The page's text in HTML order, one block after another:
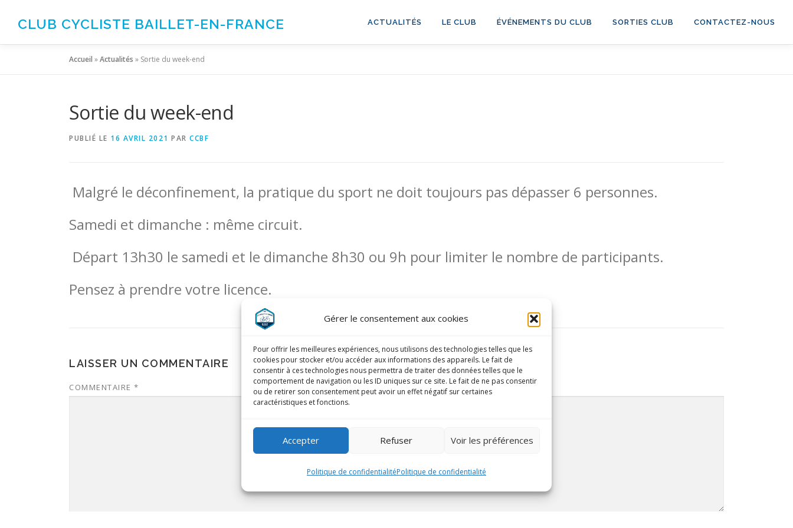
Gérer le consentement aux cookies
Pour offrir les meilleures expériences, nous utilisons des technologies telles que les
cookies pour stocker et/ou accéder aux informations des appareils. Le fait de
consentir à ces technologies nous permettra de traiter des données telles que le
comportement de navigation ou les ID uniques sur ce site. Le fait de ne pas consentir
ou de retirer son consentement peut avoir un effet négatif sur certaines
caractéristiques et fonctions.
Accepter Refuser Voir les préférences
Politique de confidentialitéPolitique de confidentialité
CLUB CYCLISTE BAILLET-EN-FRANCE ACTUALITÉS LE CLUB ÉVÉNEMENTS DU CLUB SORTIES CLUB CONTACTEZ-NOUS
Accueil »Actualités » Sortie du week-end
Sortie du week-end
PUBLIÉ LE 16 AVRIL 2021 PAR CCBF
Malgré le déconfinement, la pratique du sport ne doit toujours pas dépasser 6 personnes.
Samedi et dimanche : même circuit.
Départ 13h30 le samedi et le dimanche 8h30 ou 9h pour limiter le nombre de participants.
Pensez à prendre votre licence.
LAISSER UN COMMENTAIRE
COMMENTAIRE *